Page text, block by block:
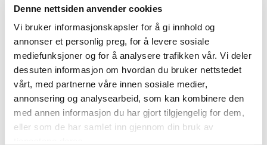
Denne nettsiden anvender cookies
Vi bruker informasjonskapsler for å gi innhold og
annonser et personlig preg, for å levere sosiale
mediefunksjoner og for å analysere trafikken vår. Vi deler
dessuten informasjon om hvordan du bruker nettstedet
vårt, med partnerne våre innen sosiale medier,
annonsering og analysearbeid, som kan kombinere den
med annen informasjon du har gjort tilgjengelig for dem,
eller som de har samlet inn gjennom din bruk av
Å investere i et foredrag på verdensdagen for psykisk
helse er å investere i mennesker. Når ansatte
opplever trygghet, forståelse og støtte, styrkes både
trivsel, samarbeid og prestasjon. Åpenhet rundt
psykisk helse bidrar til lavere terskel for å be om hjelp
og større respekt for individuelle forskjeller.
Maria Abrahamsendeler ærlige og personlige
erfaringer som skaper gjenkjennelse og håp. Hun
setter ord på hvordan det er å stå i psykiske